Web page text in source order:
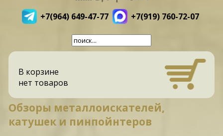
+7(964) 649-47-77 +7(919) 760-72-07
В корзине
нет товаров
Обзоры металлоискателей,
катушек и пинпойнтеров